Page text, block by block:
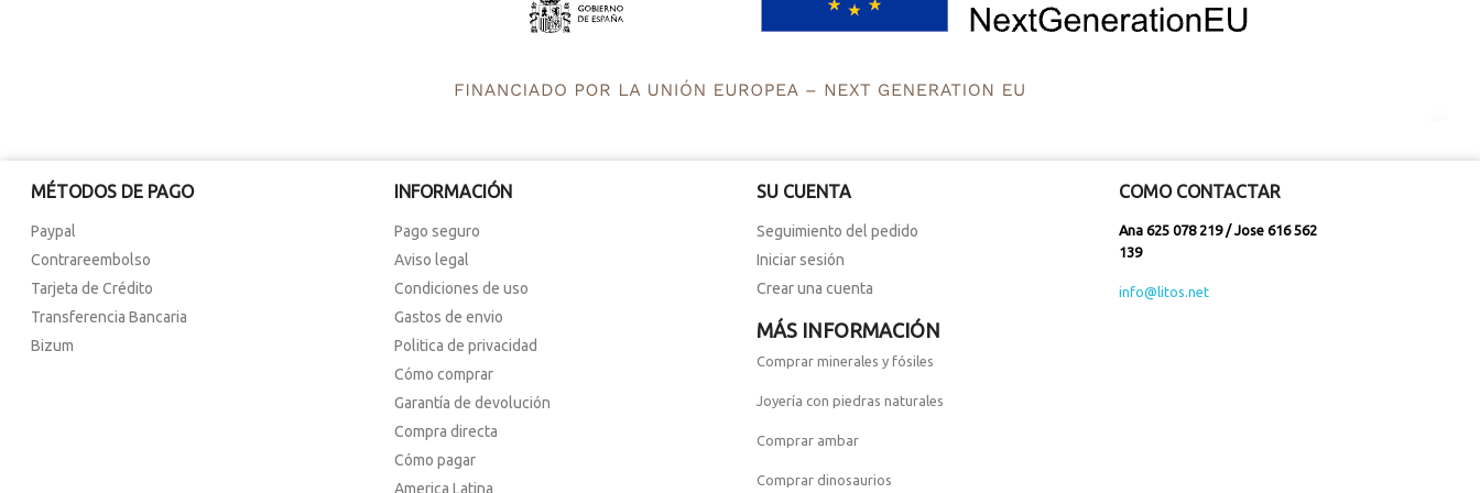
MÉTODOS DE PAGO
Paypal
Contrareembolso
Tarjeta de Crédito
Transferencia Bancaria
Bizum
INFORMACIÓN
Pago seguro
Aviso legal
Condiciones de uso
Gastos de envio
Politica de privacidad
Cómo comprar
Garantía de devolución
Compra directa
Cómo pagar
America Latina
SU CUENTA
Seguimiento del pedido
Iniciar sesión
Crear una cuenta
COMO CONTACTAR
Ana 625 078 219 / Jose 616 562
139
info@litos.net
MÁS INFORMACIÓN
Comprar minerales y fósiles
Joyería con piedras naturales
Comprar ambar
Comprar dinosaurios